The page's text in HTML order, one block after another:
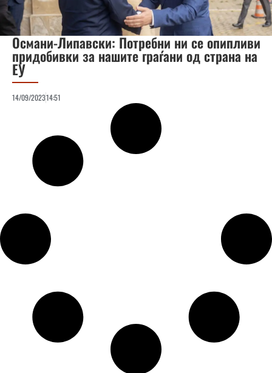
Османи-Липавски: Потребни ни се опипливи
придобивки за нашите граѓани од страна на
ЕУ
14/09/202314:51